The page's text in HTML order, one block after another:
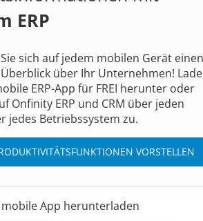
ERP
sich auf jedem mobilen Gerät einen
über Ihr Unternehmen!
ERP-App für FREI herunter oder
Onfinity ERP und CRM über jeden
jedes Betriebssystem zu.
VORSTELLEN
mobile App herunterladen